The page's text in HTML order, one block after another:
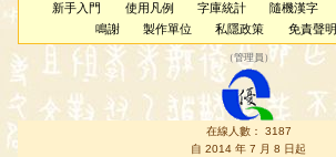
新手入門 使用凡例 字庫統計 隨機漢字
鳴謝
製作單位 私隱政策 免責聲明
（管理員 ）
在線人數： 3187
自 2014 年 7 月 8 日起